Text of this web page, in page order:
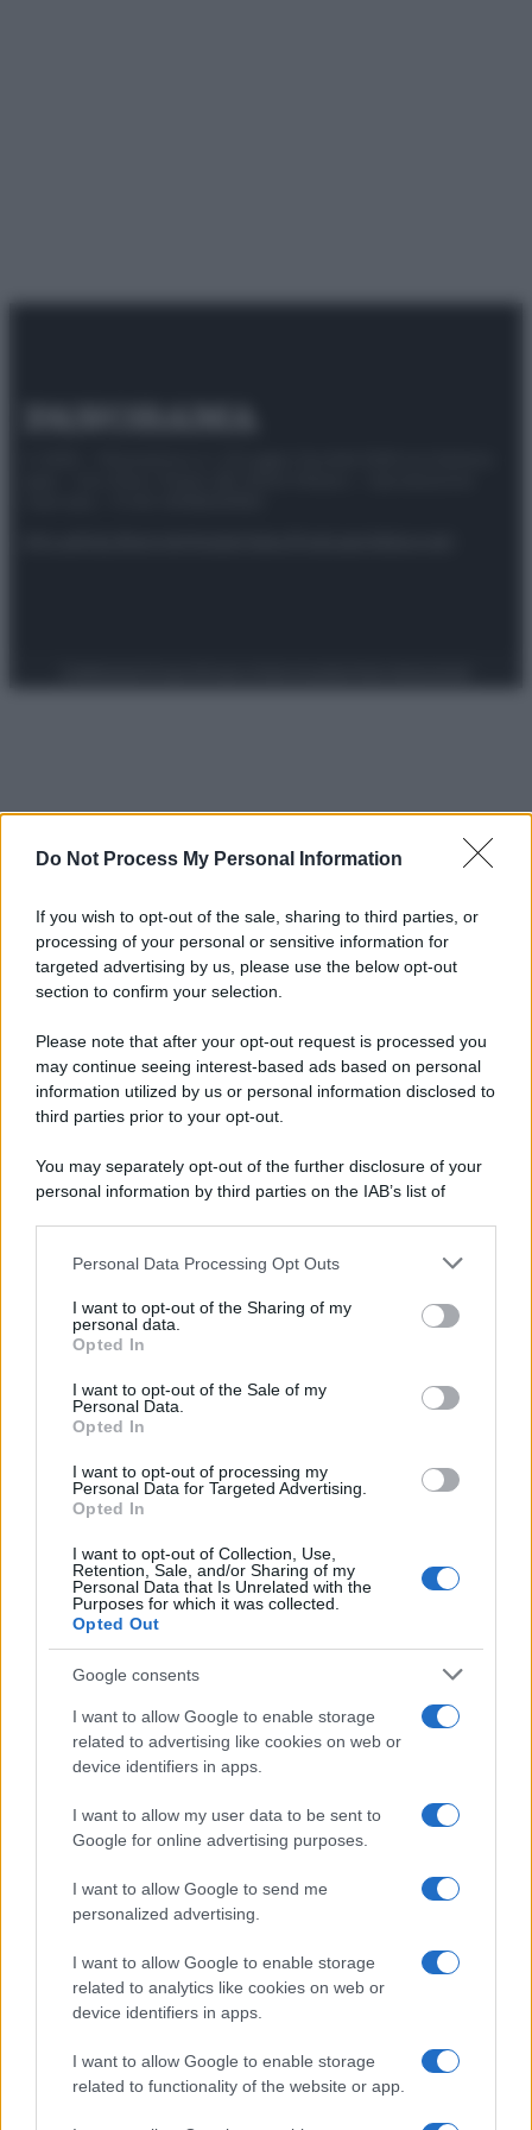
Do Not Process My Personal Information
If you wish to opt-out of the sale, sharing to third parties, or
processing of your personal or sensitive information for
targeted advertising by us, please use the below opt-out
section to confirm your selection.
Please note that after your opt-out request is processed you
may continue seeing interest-based ads based on personal
information utilized by us or personal information disclosed to
third parties prior to your opt-out.
You may separately opt-out of the further disclosure of your
personal information by third parties on the IAB’s list of
This information may also be disclosed by us to third parties
disclose it to other third parties.
Please note that this website/app uses one or more Google
services and may gather and store information including but
not limited to your visit or usage behaviour. You may click to
grant or deny consent to Google and its third-party tags to
consent section.
Personal Data Processing Opt Outs
I want to opt-out of the Sharing of my
personal data.
Opted In
I want to opt-out of the Sale of my
Personal Data.
Opted In
I want to opt-out of processing my
Personal Data for Targeted Advertising.
Opted In
I want to opt-out of Collection, Use,
Retention, Sale, and/or Sharing of my
Personal Data that Is Unrelated with the
Purposes for which it was collected.
Opted Out
Google consents
I want to allow Google to enable storage
related to advertising like cookies on web or
device identifiers in apps.
I want to allow my user data to be sent to
Google for online advertising purposes.
I want to allow Google to send me
personalized advertising.
I want to allow Google to enable storage
related to analytics like cookies on web or
device identifiers in apps.
I want to allow Google to enable storage
related to functionality of the website or app.